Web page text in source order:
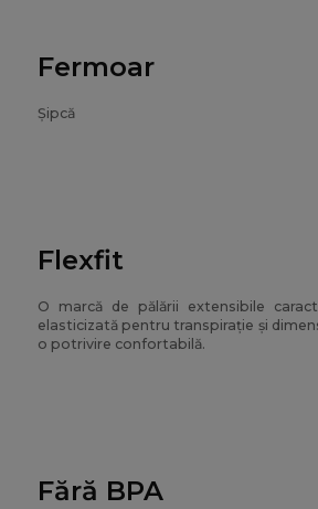
Fermoar
Șipcă
Flexfit
O marcă de pălării extensibile
elasticizată pentru transpirație și
o potrivire confortabilă.
Fără BPA